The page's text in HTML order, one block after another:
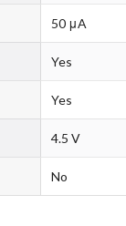
50 μA
Yes
Yes
4.5 V
No